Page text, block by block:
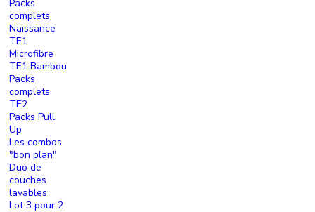
Packs
complets
Naissance
TE1
Microfibre
TE1 Bambou
Packs
complets
TE2
Packs Pull
Up
Les combos
"bon plan"
Duo de
couches
lavables
Lot 3 pour 2